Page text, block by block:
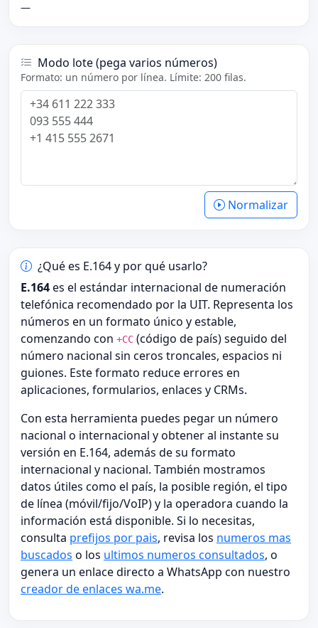
—
Modo lote (pega varios números)
Formato: un número por línea. Límite: 200 filas.
Normalizar
¿Qué es E.164 y por qué usarlo?
E.164es el estándar internacional de numeración
telefónica recomendado por la UIT. Representa los
números en un formato único y estable,
comenzando con +CC (código de país) seguido del
número nacional sin ceros troncales, espacios ni
guiones. Este formato reduce errores en
aplicaciones, formularios, enlaces y CRMs.
Con esta herramienta puedes pegar un número
nacional o internacional y obtener al instante su
versión en E.164, además de su formato
internacional y nacional. También mostramos
datos útiles como el país, la posible región, el tipo
de línea (móvil/fijo/VoIP) y la operadora cuando la
información está disponible. Si lo necesitas,
consulta prefijos por pais, revisa los numeros mas
buscados o los ultimos numeros consultados, o
genera un enlace directo a WhatsApp con nuestro
creador de enlaces wa.me.